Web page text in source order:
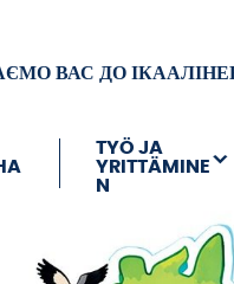
ВАС ДО
TYÖ JA
YRITTÄMINE
N